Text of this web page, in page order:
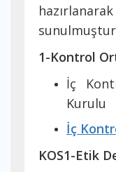
1-Kontrol
İç
İç
KOS1-Etik